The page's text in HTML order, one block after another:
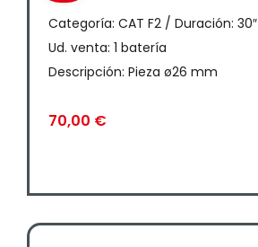
Categoría: CAT F2 / Duración: 30″
Ud. venta: 1 batería
Descripción: Pieza ø26 mm
70,00 €